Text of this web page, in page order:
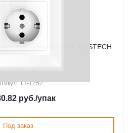
шума MS6701 MASTECH
13-1252
руб./упак
Под заказ